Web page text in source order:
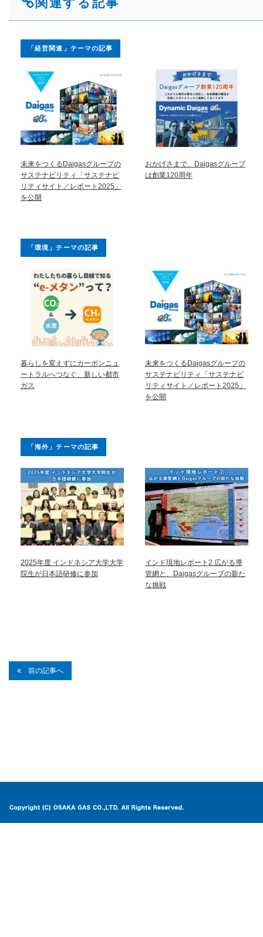
関連する記事
「経営関連」テーマの記事
未来をつくるDaigasグループの
サステナビリティ「サステナビ
リティサイト／レポート2025」
を公開
おかげさまで、Daigasグループ
は創業120周年
「環境」テーマの記事
暮らしを変えずにカーボンニュ
ートラルへつなぐ、新しい都市
ガス
未来をつくるDaigasグループの
サステナビリティ「サステナビ
リティサイト／レポート2025」
を公開
「海外」テーマの記事
2025年度 インドネシア大学大学
院生が日本語研修に参加
インド現地レポート2 広がる導
管網と、Daigasグループの新た
な挑戦
前の記事へ